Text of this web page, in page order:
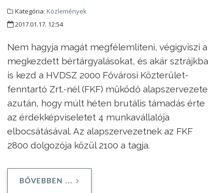
Kategória: Közlemények
2017.01.17. 12:54
Nem hagyja magát megfélemlíteni, végigviszi a
megkezdett bértárgyalásokat, és akár sztrájkba
is kezd a HVDSZ 2000 Fővárosi Közterület-
fenntartó Zrt.-nél (FKF) működő alapszervezete
azután, hogy múlt héten brutális támadás érte
az érdekképviseletet 4 munkavállalója
elbocsátásával. Az alapszervezetnek az FKF
2800 dolgozója közül 2100 a tagja.
BŐVEBBEN ...